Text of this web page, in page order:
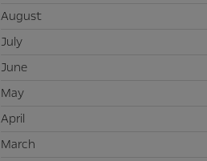
August
July
June
May
April
March